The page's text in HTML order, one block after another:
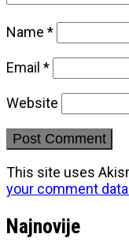
Name *
Email *
Website
This site uses
your comment
Najnovije